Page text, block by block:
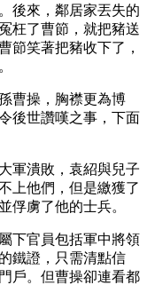
後來，鄰居家丟失的
枉了曹節，就把豬送
節笑著把豬收下了，
曹操，胸襟更為博
後世讚嘆之事，下面
軍潰敗，袁紹與兒子
上他們，但是繳獲了
俘虜了他的士兵。
下官員包括軍中將領
鐵證，只需清點信
戶。但曹操卻連看都